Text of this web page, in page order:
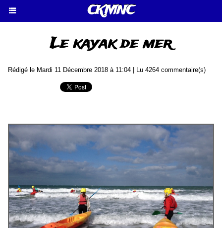
CKMNC
Le kayak de mer
Rédigé le Mardi 11 Décembre 2018 à 11:04 | Lu 4264 commentaire(s)